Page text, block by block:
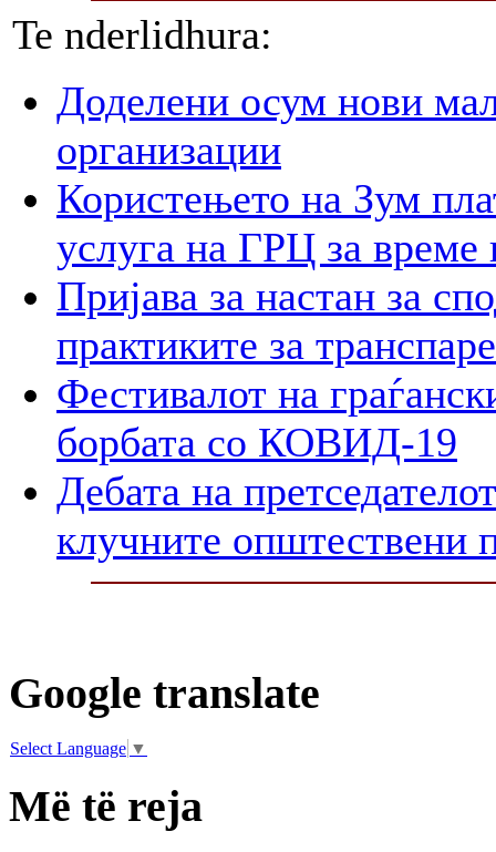
Te nderlidhura:
Доделени осум нови
организации
Користењето на Зум
услуга на ГРЦ за време
Пријава за настан за
практиките за
Фестивалот на
борбата со КОВИД-19
Дебата на
клучните општествени
Google translate
Select Language ▼
Më të reja